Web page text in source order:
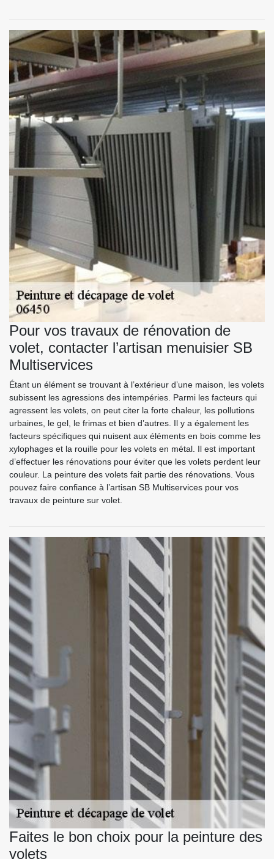
Pour vos travaux de rénovation de
volet, contacter l’artisan menuisier SB
Multiservices
Étant un élément se trouvant à l’extérieur d’une maison, les volets
subissent les agressions des intempéries. Parmi les facteurs qui
agressent les volets, on peut citer la forte chaleur, les pollutions
urbaines, le gel, le frimas et bien d’autres. Il y a également les
facteurs spécifiques qui nuisent aux éléments en bois comme les
xylophages et la rouille pour les volets en métal. Il est important
d’effectuer les rénovations pour éviter que les volets perdent leur
couleur. La peinture des volets fait partie des rénovations. Vous
pouvez faire confiance à l’artisan SB Multiservices pour vos
travaux de peinture sur volet.
Faites le bon choix pour la peinture des
volets